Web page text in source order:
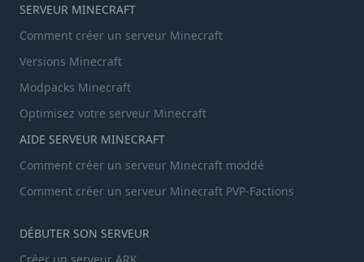
SERVEUR MINECRAFT
Comment créer un serveur Minecraft
Versions Minecraft
Modpacks Minecraft
Optimisez votre serveur Minecraft
AIDE SERVEUR MINECRAFT
Comment créer un serveur Minecraft moddé
Comment créer un serveur Minecraft PVP-Factions
DÉBUTER SON SERVEUR